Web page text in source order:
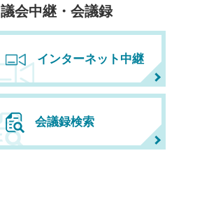
議会中継・会議録
インターネット中継
会議録検索